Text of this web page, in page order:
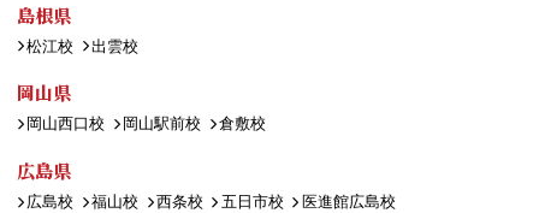
島根県
松江校 出雲校
岡山県
岡山西口校 岡山駅前校 倉敷校
広島県
広島校 福山校 西条校 五日市校 医進館広島校